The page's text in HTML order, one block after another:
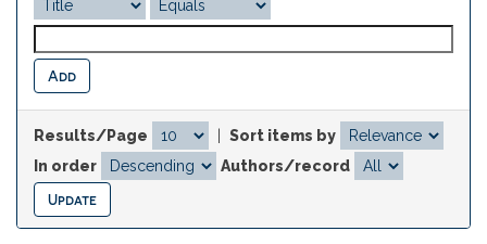
Results/Page
Sort items by
In order
Authors/record